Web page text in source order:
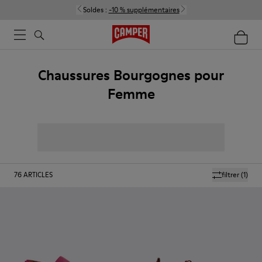
Soldes : -10 % supplémentaires
Chaussures Bourgognes pour
Femme
filtrer(1)
76ARTICLES